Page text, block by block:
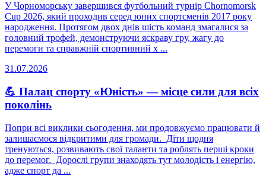
У Чорноморську завершився футбольний турнір Chornomorsk
Cup 2026, який проходив серед юних спортсменів 2017 року
народження. Протягом двох днів шість команд змагалися за
головний трофей, демонструючи яскраву гру, жагу до
перемоги та справжній спортивний х ...
31.07.2026
💪 Палац спорту «Юність» — місце сили для всіх
поколінь
Попри всі виклики сьогодення, ми продовжуємо працювати й
залишаємося відкритими для громади. Діти щодня
тренуються, розвивають свої таланти та роблять перші кроки
до перемог. Дорослі групи знаходять тут молодість і енергію,
адже спорт да ...